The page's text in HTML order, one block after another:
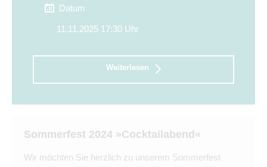
Datum
11.11.2025 17:30 Uhr
Weiterlesen
Sommerfest 2024 »Cocktailabend«
Wir möchten Sie herzlich zu unserem Sommerfest